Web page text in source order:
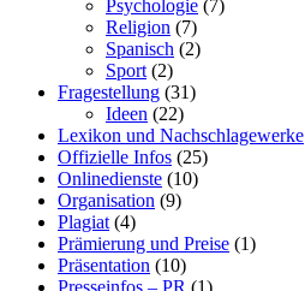
Psychologie (7)
Religion (7)
Spanisch (2)
Sport (2)
Fragestellung (31)
Ideen (22)
Lexikon und Nachschlagewerke
Offizielle Infos (25)
Onlinedienste (10)
Organisation (9)
Plagiat (4)
Prämierung und Preise (1)
Präsentation (10)
Presseinfos – PR (1)